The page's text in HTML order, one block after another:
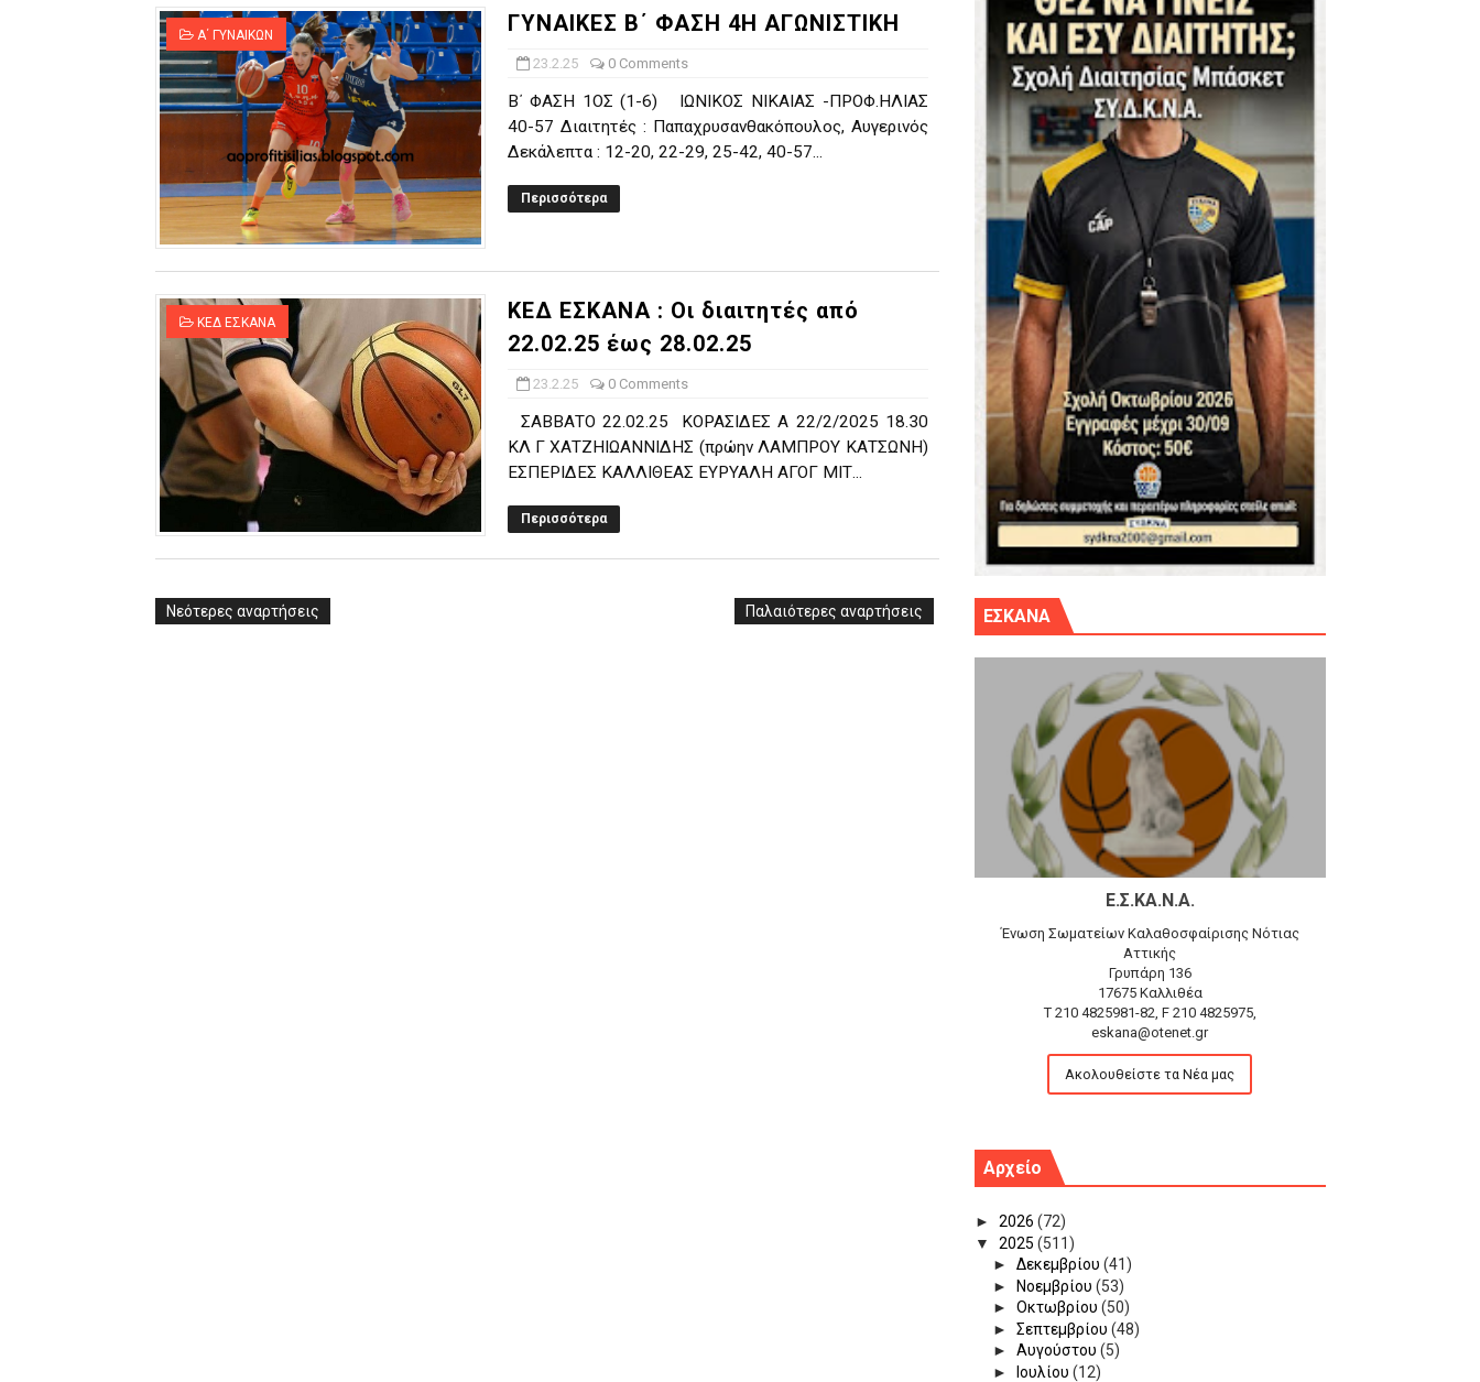
B ΕΦΗΒΩΝ F4 : Χάλκινο το Πέρα 71-56 την Δραπετσώνα στον μικρό τελικό
Στην National League 2 ο Μανδραϊκός 83-72 τον Εθνικό Λαγυνών
Live streaming ΜΠΑΡΑΖ ΑΝΟΔΟΥ ΣΤΗΝ NL 2 : ΑΥΡΙΟ ΚΥΡΙΑΚΗ 21.06.26 ΣΤΟ ΕΑΚ ΒΟΛΟΥ ΜΑΝΔΡΑΪΚΟΣ -ΕΘΝΙΚΟΣ ΛΑΓΥΝΩΝ
Β΄ ΕΦΗΒΩΝ F4 : Εντυπωσιακός ο Ρέντης στον τελικό 104-77 την Δραπετσώνα επανήλθε στην Α΄ εφήβων - Στον τελικό με Ερμή Αργ. νίκησε 72-54 το Πέρα
FINAL 4 B EΦΗΒΩΝ : ΗΜΙΤΕΛΙΚΟΙ ΣΗΜΕΡΑ ΑΕ ΡΕΝΤΗ ΔΡΑΠΕΤΣΩΝΑ ΔΑΣ (19.30) & ΕΡΜΗΣ ΑΡΓΥΡΟΥΠ. -ΠΕΡΑ (21.30)
Γ ΑΝΔΡΩΝ play off: Ανέβηκε ο Προφήτης Ηλίας 77-73 μέσα στο Πέραμα την Φιλία
Ολοκληρώνεται η μετακόμιση των γραφείων της ΕΣΚΑΝΑ στον Δήμο Νίκαιας/Ρέντη
ΤΕΛΙΚΟΣ U21 : Λύγισε στον τελικό με Αρετσού ο Πανελευσινιακός 55-67 (video της αναμέτρησης)
ΚΟΡΑΣΙΔΕΣ : Ο Κρόνος Αγίου Δημητρίου τιμήθηκε από το ΔΣ της ΕΣΚΑΝΑ για την κατάκτηση του τιτλου στην Ένωση
TEΛΙΚΟΣ ΚΥΠΕΛΛΟΥ: Κυπελλούχος ο Μανδραϊκός σε ματς θρίλερ με απίστευτη ανατροπή από το -20 77-69 την φοβερή Προοδευτική
ΧΡΟΝΙΑ ΠΟΛΛΑ ΣΤΟ ΕΛΛΗΝΙΚΟ ΜΠΑΣΚΕΤ : 39Η ΕΠΕΤΕΙΟΣ ΑΠΟ ΤΟ ΕΠΟΣ ΤΟΥ 1987
Ο δρόμος για τον 29ο τελικό κυπέλλου ανδρών ΕΣΚΑΝΑ Μανδραϊκός Προοδευτική στο νέο κλ. Αγίου Δημητρίου την Κυριακή 14.6.26
U21: Τεράστια πρόκριση για τον Πανελευσινιακό στον τελικό αύριο με Αρετσού (το video του αγώνα)
Γ΄ανδρών play offs : "Σκληρό" καρύδι η Φιλία Περάματος έφερε την σειρά στα ίσια (1-1) νίκησε τον Προφήτη Ηλία 78-74 στα Καμίνια
Α΄ ΓΥΝΑΙΚΩΝ ΓΥΝΑΙΚΕΣ Β΄ ΦΑΣΗ 4Η ΑΓΩΝΙΣΤΙΚΗ
23.2.25 0 Comments
Β΄ ΦΑΣΗ 1ΟΣ (1-6) ΙΩΝΙΚΟΣ ΝΙΚΑΙΑΣ -ΠΡΟΦ.ΗΛΙΑΣ
40-57 Διαιτητές : Παπαχρυσανθακόπουλος, Αυγερινός
Δεκάλεπτα : 12-20, 22-29, 25-42, 40-57...
Περισσότερα
ΚΕΔ ΕΣΚΑΝΑ
ΚΕΔ ΕΣΚΑΝΑ : Οι διαιτητές από
22.02.25 έως 28.02.25
23.2.25 0 Comments
ΣΑΒΒΑΤΟ 22.02.25 ΚΟΡΑΣΙΔΕΣ Α 22/2/2025 18.30
ΚΛ Γ ΧΑΤΖΗΙΩΑΝΝΙΔΗΣ (πρώην ΛΑΜΠΡΟΥ ΚΑΤΣΩΝΗ)
ΕΣΠΕΡΙΔΕΣ ΚΑΛΛΙΘΕΑΣ ΕΥΡΥΑΛΗ ΑΓΟΓ ΜΙΤ...
Περισσότερα
Νεότερες αναρτήσεις Παλαιότερες αναρτήσεις ΕΣΚΑΝΑ
Ε.Σ.ΚΑ.Ν.Α.
Ένωση Σωματείων Καλαθοσφαίρισης Νότιας
Αττικής
Γρυπάρη 136
17675 Καλλιθέα
T 210 4825981-82, F 210 4825975,
eskana@otenet.gr
Ακολουθείστε τα Νέα μας
Αρχείο
► 2026 (72)
▼ 2025 (511)
►Δεκεμβρίου(41)
► Νοεμβρίου(53)
►Οκτωβρίου(50)
►Σεπτεμβρίου(48)
►Αυγούστου(5)
►
Ιουλίου(12)